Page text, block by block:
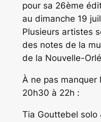
pour sa 26ème
au dimanche 19
Plusieurs artistes
des notes de la
de la Nouvelle-
À ne pas
20h30 à 22h :
Tia Gouttebel solo